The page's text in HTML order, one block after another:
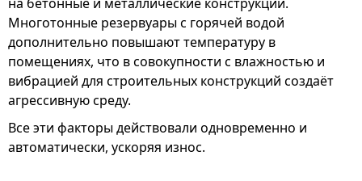
Многотонные резервуары с горячей водой
дополнительно повышают температуру в
помещениях, что в совокупности с влажностью и
вибрацией для строительных конструкций создаёт
агрессивную среду.
Все эти факторы действовали одновременно и
автоматически, ускоряя износ.